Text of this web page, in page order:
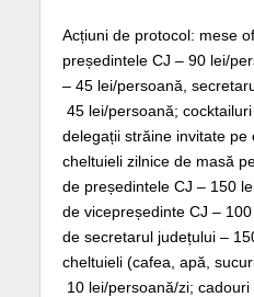
Acțiuni de protocol: mese
președintele CJ – 90 lei/
– 45 lei/persoană,
45 lei/persoană;
delegații străine invitate pe
cheltuieli zilnice de masă
de președintele CJ – 150
de vicepreședinte CJ –
de secretarul județului –
cheltuieli (cafea, apă,
10 lei/persoană/zi;